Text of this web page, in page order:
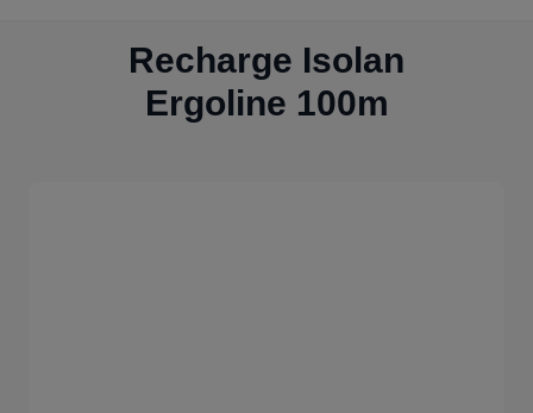
Recharge Isolan
Ergoline 100m